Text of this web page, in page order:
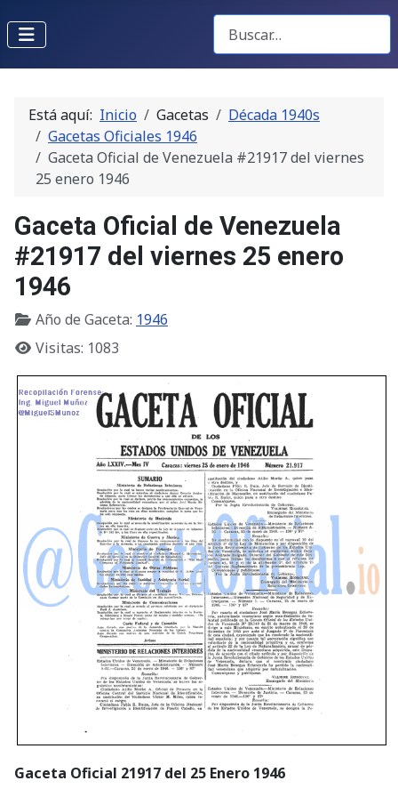
Buscar Gacetas
Está aquí: Inicio Gacetas
Década 1940s
Gacetas Oficiales 1946
Gaceta Oficial de Venezuela #21917 del viernes
25 enero 1946
Gaceta Oficial de Venezuela
#21917 del viernes 25 enero
1946
Año de Gaceta: 1946
Visitas: 1083
Gaceta Oficial 21917 del 25 Enero 1946